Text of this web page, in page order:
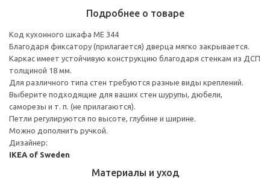
Подробнее о товаре
Код кухонного шкафа ME 344
Благодаря фиксатору (прилагается) дверца мягко закрывается.
Каркас имеет устойчивую конструкцию благодаря стенкам из ДСП
толщиной 18 мм.
Для различного типа стен требуются разные виды креплений.
Выберите подходящие для ваших стен шурупы, дюбели,
саморезы и т. п. (не прилагаются).
Петли регулируются по высоте, глубине и ширине.
Можно дополнить ручкой.
Дизайнер:
IKEA of Sweden
Материалы и уход